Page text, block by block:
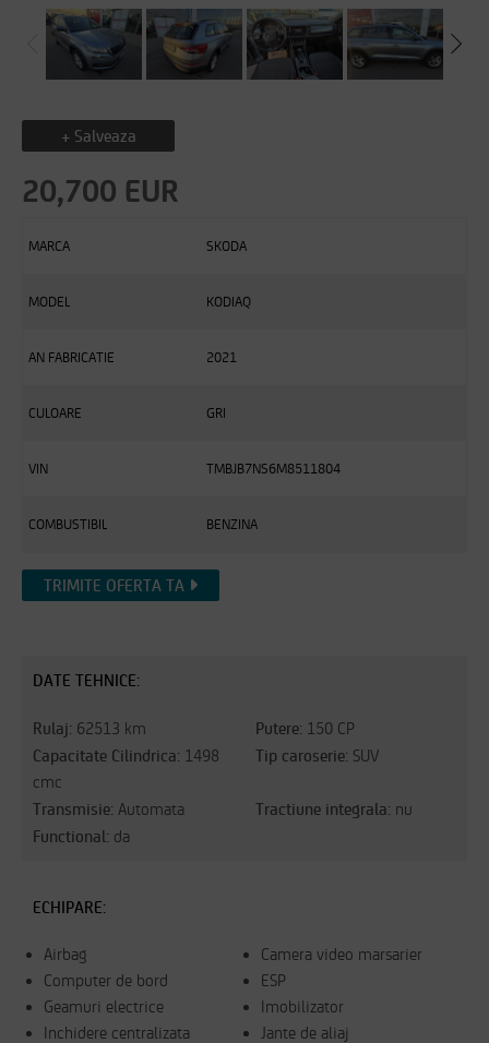
+ Salveaza
20,700 EUR
MARCA SKODA
MODEL KODIAQ
AN FABRICATIE 2021
CULOARE GRI
VIN TMBJB7NS6M8511804
COMBUSTIBIL BENZINA
TRIMITE OFERTA TA
DATE TEHNICE:
Rulaj: 62513 km Putere: 150 CP
Capacitate Cilindrica: 1498
cmc
Tip caroserie: SUV
Transmisie: Automata Tractiune integrala: nu
Functional: da
ECHIPARE:
Airbag
Camera video marsarier
Computer de bord
ESP
Geamuri electrice
Imobilizator
Inchidere centralizata
Jante de aliaj